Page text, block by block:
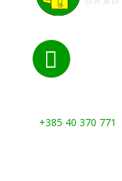

+385 40 370 771